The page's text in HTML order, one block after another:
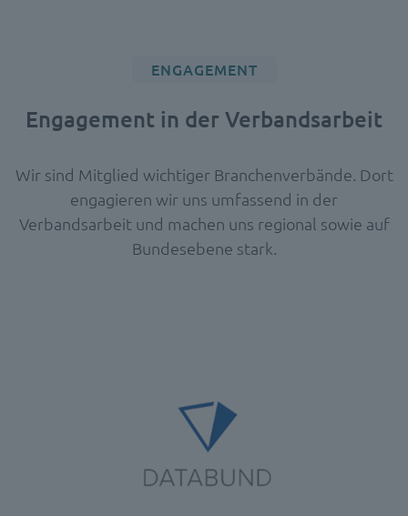
ENGAGEMENT
Engagement in der Verbandsarbeit
Wir sind Mitglied wichtiger Branchenverbände. Dort
engagieren wir uns umfassend in der
Verbandsarbeit und machen uns regional sowie auf
Bundesebene stark.